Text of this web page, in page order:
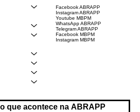
Facebook ABRAPP
Instagram ABRAPP
Youtube MBPM
WhatsApp ABRAPP
Telegram ABRAPP
Facebook MBPM
Instagram MBPM
que acontece na ABRAPP